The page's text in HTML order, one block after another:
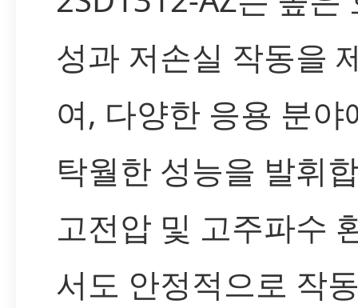
성과 저손실 작동을
여, 다양한 응용 분야
탁월한 성능을 발휘
고전압 및 고주파수
서도 안정적으로 작